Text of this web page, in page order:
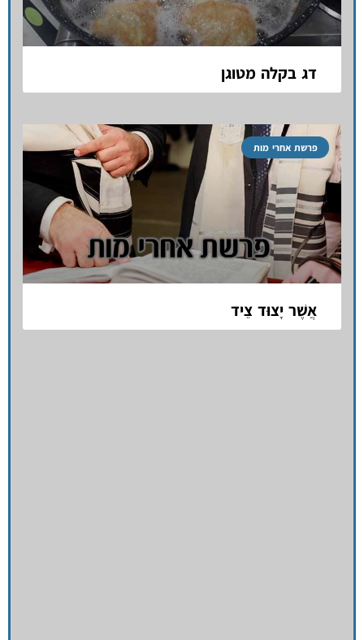
דג בקלה מטוגן
פרשת אחרי מות
אֲשֶׁר יָצוּד צֵיד